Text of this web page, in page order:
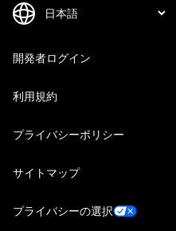
開発者ログイン
利用規約
プライバシーポリシー
サイトマップ
プライバシーの選択